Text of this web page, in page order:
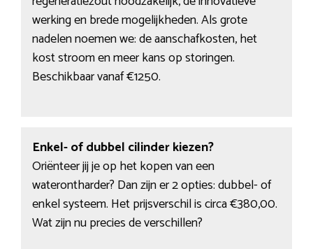
werking en brede mogelijkheden. Als grote
nadelen noemen we: de aanschafkosten, het
kost stroom en meer kans op storingen.
Beschikbaar vanaf €1250.
Enkel- of dubbel cilinder kiezen?
Oriënteer jij je op het kopen van een
waterontharder? Dan zijn er 2 opties: dubbel- of
enkel systeem. Het prijsverschil is circa €380,00.
Wat zijn nu precies de verschillen?